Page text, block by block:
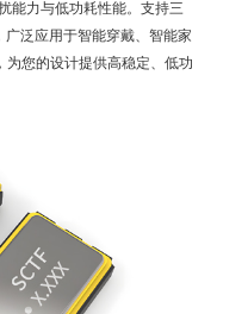
能力与低功耗性能。支持三
泛应用于智能穿戴、智能家
为您的设计提供高稳定、低功